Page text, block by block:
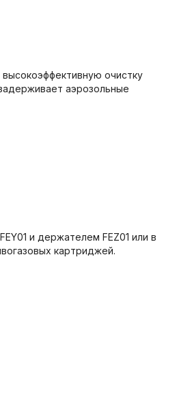
очистку
аэрозольные
и держателем FEZ01 или в
картриджей.